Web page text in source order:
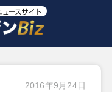
2016年9月24日